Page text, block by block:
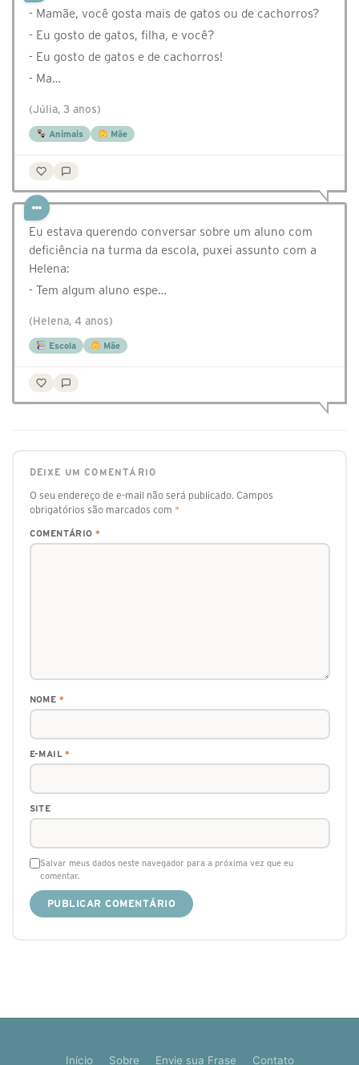
- Mamãe, você gosta mais de gatos ou de cachorros?
- Eu gosto de gatos, filha, e você?
- Eu gosto de gatos e de cachorros!
- Ma…
(Júlia, 3 anos)
Animais Mãe
Eu estava querendo conversar sobre um aluno com
deficiência na turma da escola, puxei assunto com a
Helena:
- Tem algum aluno espe…
(Helena, 4 anos)
Escola Mãe
DEIXE UM COMENTÁRIO
O seu endereço de e-mail não será publicado. Campos
obrigatórios são marcados com *
COMENTÁRIO *
NOME *
E-MAIL*
SITE
Salvar meus dados neste navegador para a próxima vez que eu
comentar.
Início Sobre Envie sua Frase Contato